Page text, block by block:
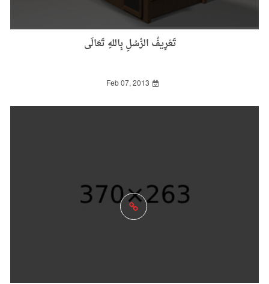
تَعْرِيفُ الرُّسُلِ بِاللهِ تَعَالَى
Feb 07, 2013